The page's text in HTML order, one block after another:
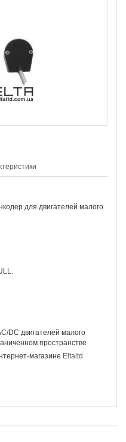
для двигателей малого
DC двигателей малого
пространстве
магазине Eltaltd